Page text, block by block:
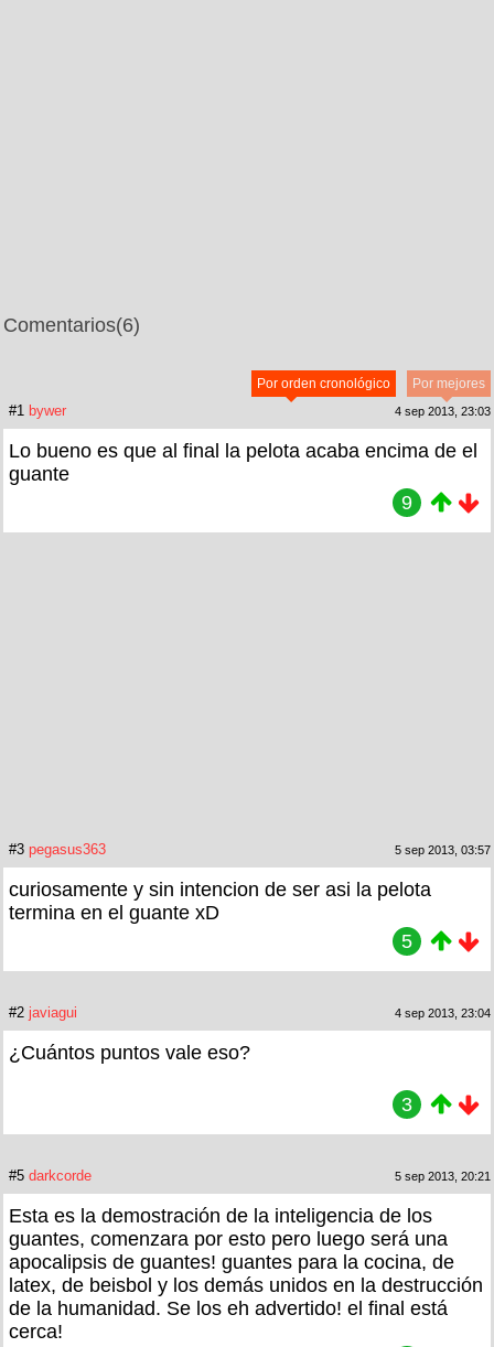
Comentarios(6)
Por mejores
Por orden cronológico
#1 bywer 4 sep 2013, 23:03
Lo bueno es que al final la pelota acaba encima de el
guante
9
#3 pegasus363 5 sep 2013, 03:57
curiosamente y sin intencion de ser asi la pelota
termina en el guante xD
5
#2 javiagui 4 sep 2013, 23:04
¿Cuántos puntos vale eso?
3
#5 darkcorde 5 sep 2013, 20:21
Esta es la demostración de la inteligencia de los
guantes, comenzara por esto pero luego será una
apocalipsis de guantes! guantes para la cocina, de
latex, de beisbol y los demás unidos en la destrucción
de la humanidad. Se los eh advertido! el final está
cerca!